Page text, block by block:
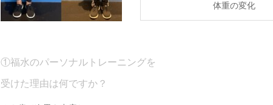
体重の変化
①福水のパーソナルトレーニングを
受けた理由は何ですか？